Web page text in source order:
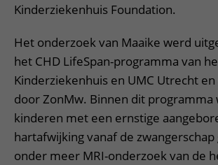
Kinderziekenhuis Foundation.
Het onderzoek van Maaike werd
het CHD LifeSpan-programma van
Kinderziekenhuis en UMC Utrecht
door ZonMw. Binnen dit programma
kinderen met een ernstige
hartafwijking vanaf de
onder meer MRI-onderzoek van de